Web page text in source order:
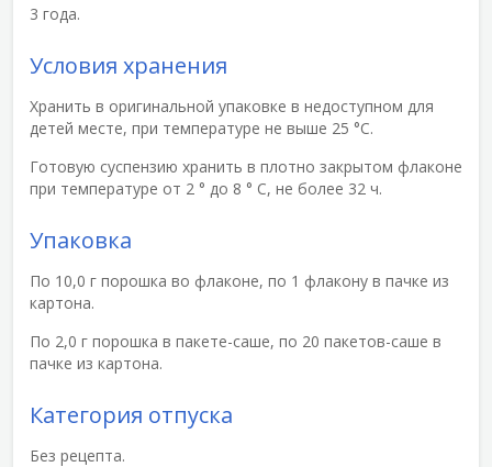
3 года.
Условия хранения
Хранить в оригинальной упаковке в недоступном для
детей месте, при температуре не выше 25 °С.
Готовую суспензию хранить в плотно закрытом флаконе
при температуре от 2 ° до 8 ° С, не более 32 ч.
Упаковка
По 10,0 г порошка во флаконе, по 1 флакону в пачке из
картона.
По 2,0 г порошка в пакете-саше, по 20 пакетов-саше в
пачке из картона.
Категория отпуска
Без рецепта.